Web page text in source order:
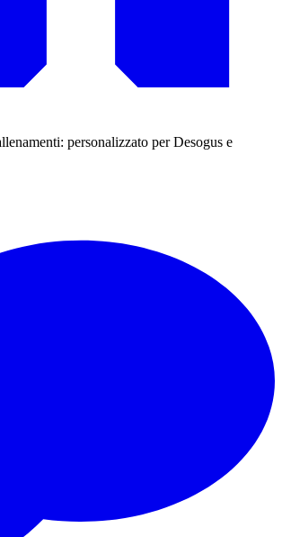
personalizzato per Desogus e